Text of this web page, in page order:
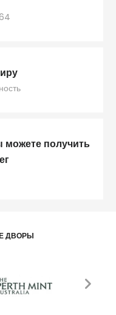
можете получить
ДВОРЫ